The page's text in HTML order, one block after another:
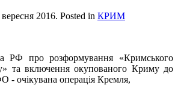
2016. Posted in КРИМ
РФ про розформування «Кримського
та включення окупованого Криму до
- очікувана операція Кремля,